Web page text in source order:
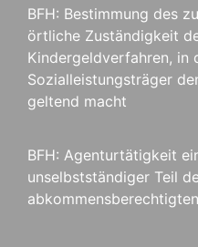
BFH: Bestimmung des
örtliche Zuständigkeit
Kindergeldverfahren, in
Sozialleistungsträger
geltend macht
BFH: Agenturtätigkeit
unselbstständiger Teil